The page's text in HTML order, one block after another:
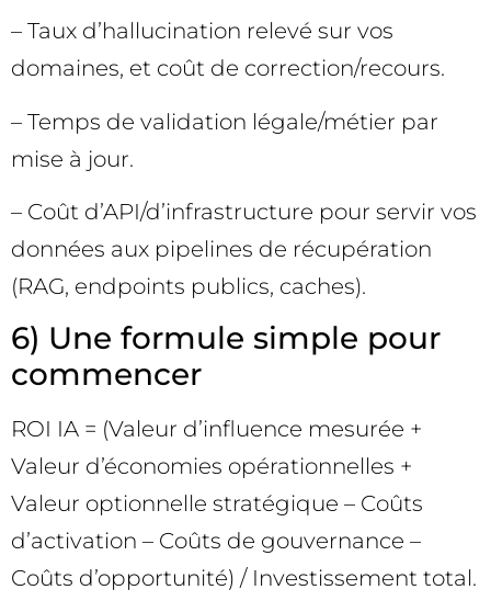
– Taux d’hallucination relevé sur vos
domaines, et coût de correction/recours.
– Temps de validation légale/métier par
mise à jour.
– Coût d’API/d’infrastructure pour servir vos
données aux pipelines de récupération
(RAG, endpoints publics, caches).
6) Une formule simple pour
commencer
ROI IA = (Valeur d’influence mesurée +
Valeur d’économies opérationnelles +
Valeur optionnelle stratégique – Coûts
d’activation – Coûts de gouvernance –
Coûts d’opportunité) / Investissement total.